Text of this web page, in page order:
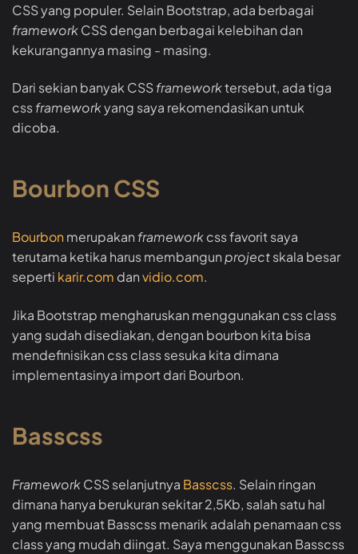
CSS yang populer. Selain Bootstrap, ada berbagai
frameworkCSS dengan berbagai kelebihan dan
kekurangannya masing - masing.
Dari sekian banyak CSSframeworktersebut, ada tiga
cssframeworkyang saya rekomendasikan untuk
dicoba.
Bourbon CSS
Bourbonmerupakan frameworkcss favorit saya
terutama ketika harus membangunprojectskala besar
seperti karir.com danvidio.com.
Jika Bootstrap mengharuskan menggunakan css class
yang sudah disediakan, dengan bourbon kita bisa
mendefinisikan css class sesuka kita dimana
implementasinya import dari Bourbon.
Basscss
FrameworkCSS selanjutnya Basscss. Selain ringan
dimana hanya berukuran sekitar 2,5Kb, salah satu hal
yang membuat Basscss menarik adalah penamaan css
class yang mudah diingat. Saya menggunakan Basscss